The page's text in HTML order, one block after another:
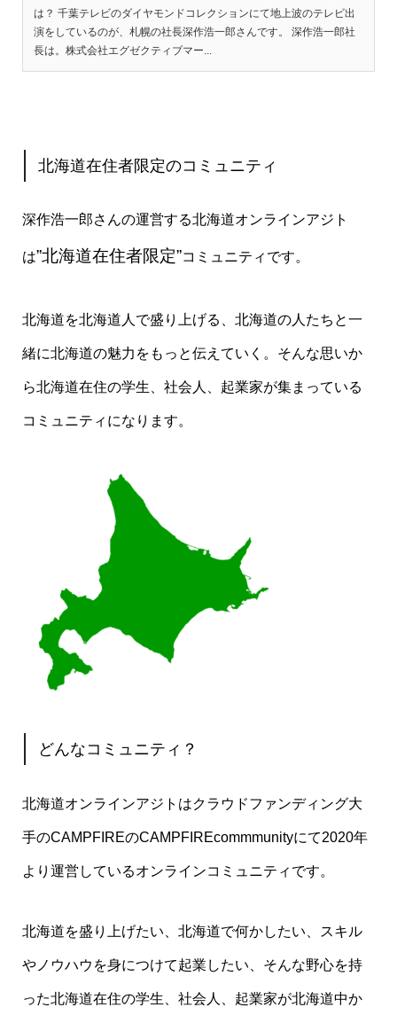
は？ 千葉テレビのダイヤモンドコレクションにて地上波のテレビ出
演をしているのが、札幌の社長深作浩一郎さんです。 深作浩一郎社
長は。株式会社エグゼクティブマー...
北海道在住者限定のコミュニティ
深作浩一郎さんの運営する北海道オンラインアジト
は”北海道在住者限定”コミュニティです。
北海道を北海道人で盛り上げる、北海道の人たちと一
緒に北海道の魅力をもっと伝えていく。そんな思いか
ら北海道在住の学生、社会人、起業家が集まっている
コミュニティになります。
どんなコミュニティ？
北海道オンラインアジトはクラウドファンディング大
手のCAMPFIREのCAMPFIREcommmunityにて2020年
より運営しているオンラインコミュニティです。
北海道を盛り上げたい、北海道で何かしたい、スキル
やノウハウを身につけて起業したい、そんな野心を持
った北海道在住の学生、社会人、起業家が北海道中か